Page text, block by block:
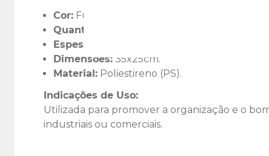
Cor: Fundo branco com descrição preta.
Quantidade:
Espessura:
Dimensões: 35x25cm.
Material: Poliestireno (PS).
Indicações de Uso:
Utilizada para promover a organização e o
industriais ou comerciais.